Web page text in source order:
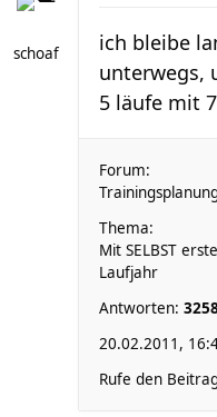
schoaf
ich bleibe
unterwegs,
5 läufe mit
Forum:
Thema:
Mit SELBST
Laufjahr
Antworten:
20.02.2011,
Rufe den